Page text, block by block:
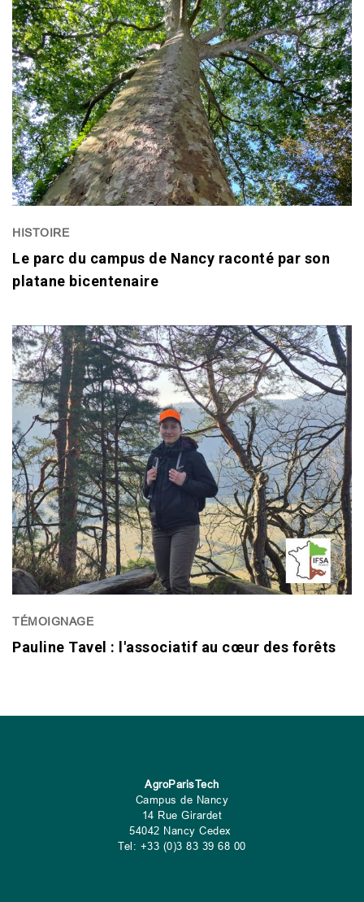
HISTOIRE
Le parc du campus de Nancy raconté par son
platane bicentenaire
TÉMOIGNAGE
Pauline Tavel : l'associatif au cœur des forêts
AgroParisTech
Campus de Nancy
14 Rue Girardet
54042 Nancy Cedex
Tel: +33 (0)3 83 39 68 00